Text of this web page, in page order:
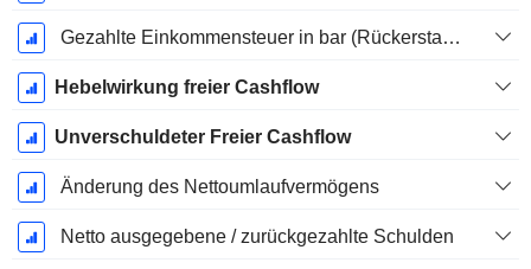
Gezahlte Einkommensteuer in bar (Rückerstattung)
Hebelwirkung freier Cashflow
Unverschuldeter Freier Cashflow
Änderung des Nettoumlaufvermögens
Netto ausgegebene / zurückgezahlte Schulden